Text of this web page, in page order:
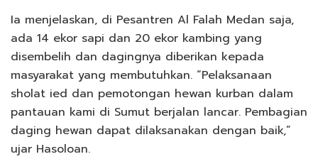
Ia menjelaskan, di Pesantren Al Falah Medan saja,
ada 14 ekor sapi dan 20 ekor kambing yang
disembelih dan dagingnya diberikan kepada
masyarakat yang membutuhkan. “Pelaksanaan
sholat ied dan pemotongan hewan kurban dalam
pantauan kami di Sumut berjalan lancar. Pembagian
daging hewan dapat dilaksanakan dengan baik,”
ujar Hasoloan.